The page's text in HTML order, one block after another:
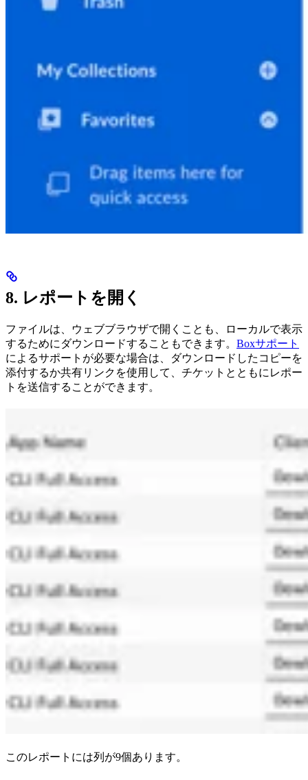
8. レポートを開く
ファイルは、ウェブブラウザで開くことも、ローカルで表示
するためにダウンロードすることもできます。 Boxサポート
によるサポートが必要な場合は、ダウンロードしたコピーを
添付するか共有リンクを使用して、チケットとともにレポー
トを送信することができます。
このレポートには列が9個あります。